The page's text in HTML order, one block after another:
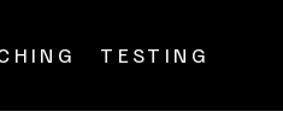
TESTING